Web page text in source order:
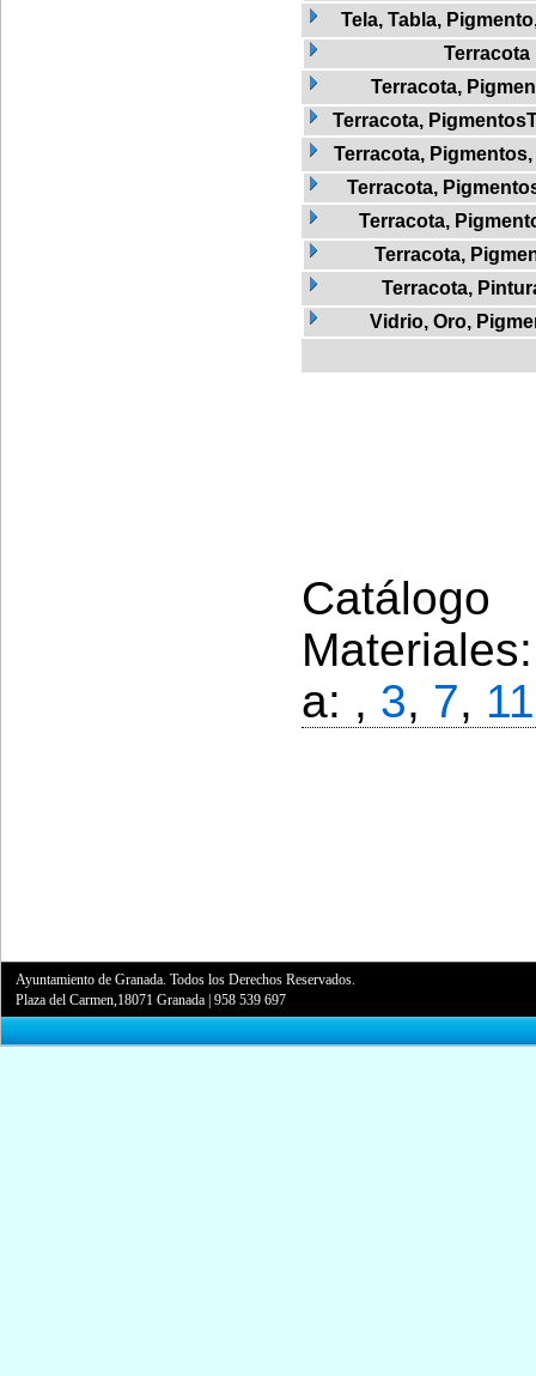
Tela, Tabla,
Terracota
Terracota,
Terracota,
Terracota,
Terracota,
Terracota,
Terracota,
Terracota,
Vidrio, Oro,
a: , 3, 7, 11
Ayuntamiento de Granada. Todos los Derechos Reservados.
Plaza del Carmen,18071 Granada |958 539 697